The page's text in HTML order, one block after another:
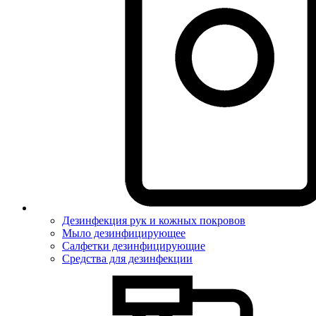
Дезинфекция рук и кожных покровов
Мыло дезинфицирующее
Салфетки дезинфицирующие
Средства для дезинфекции